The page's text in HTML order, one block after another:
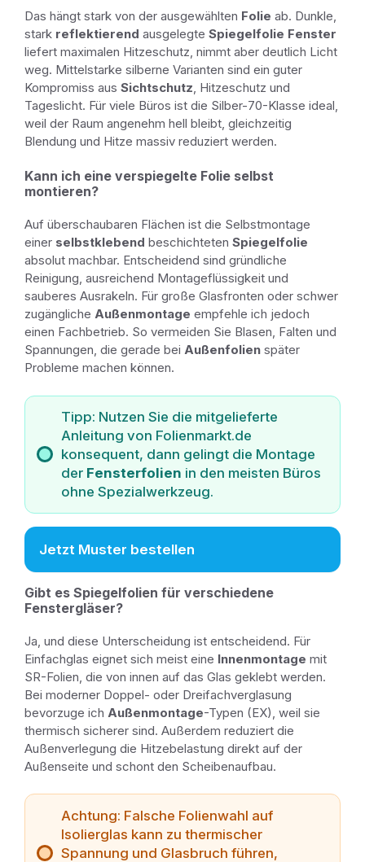
Das hängt stark von der ausgewählten Folie ab. Dunkle,
stark reflektierend ausgelegte Spiegelfolie Fenster
liefert maximalen Hitzeschutz, nimmt aber deutlich Licht
weg. Mittelstarke silberne Varianten sind ein guter
Kompromiss aus Sichtschutz , Hitzeschutz und
Tageslicht. Für viele Büros ist die Silber-70-Klasse ideal,
weil der Raum angenehm hell bleibt, gleichzeitig
Blendung und Hitze massiv reduziert werden.
Kann ich eine verspiegelte Folie selbst
montieren?
Auf überschaubaren Flächen ist die Selbstmontage
einer selbstklebend beschichteten Spiegelfolie
absolut machbar. Entscheidend sind gründliche
Reinigung, ausreichend Montageflüssigkeit und
sauberes Ausrakeln. Für große Glasfronten oder schwer
zugängliche Außenmontage empfehle ich jedoch
einen Fachbetrieb. So vermeiden Sie Blasen, Falten und
Spannungen, die gerade bei Außenfolien später
Probleme machen können.
Tipp: Nutzen Sie die mitgelieferte
Anleitung von Folienmarkt.de
konsequent, dann gelingt die Montage
der Fensterfolien in den meisten Büros
ohne Spezialwerkzeug.
Jetzt Muster bestellen
Gibt es Spiegelfolien für verschiedene
Fenstergläser?
Ja, und diese Unterscheidung ist entscheidend. Für
Einfachglas eignet sich meist eine Innenmontage mit
SR-Folien, die von innen auf das Glas geklebt werden.
Bei moderner Doppel- oder Dreifachverglasung
bevorzuge ich Außenmontage-Typen (EX), weil sie
thermisch sicherer sind. Außerdem reduziert die
Außenverlegung die Hitzebelastung direkt auf der
Außenseite und schont den Scheibenaufbau.
Achtung: Falsche Folienwahl auf
Isolierglas kann zu thermischer
Spannung und Glasbruch führen,